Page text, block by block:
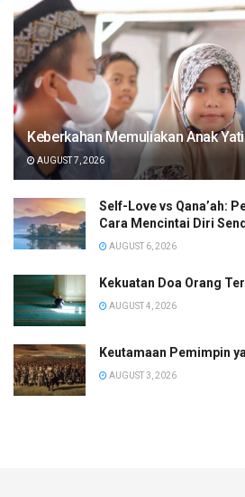
Keberkahan Memuliakan Anak
AUGUST 7, 2026
Self-Love vs Qana’ah:
Cara Mencintai Diri
AUGUST 6, 2026
Kekuatan Doa Orang
AUGUST 4, 2026
Keutamaan Pemimpin
AUGUST 3, 2026